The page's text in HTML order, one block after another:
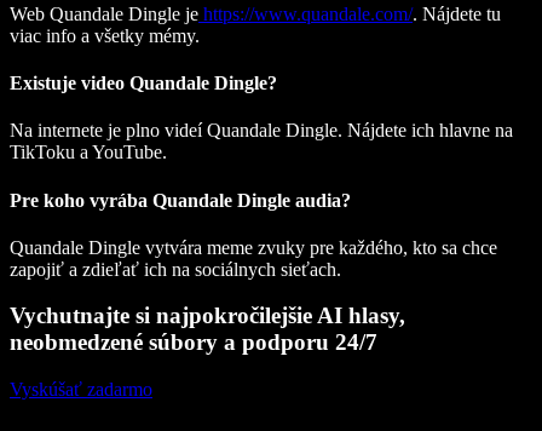
Web Quandale Dingle je https://www.quandale.com/. Nájdete tu
viac info a všetky mémy.
Existuje video Quandale Dingle?
Na internete je plno videí Quandale Dingle. Nájdete ich hlavne na
TikToku a YouTube.
Pre koho vyrába Quandale Dingle audia?
Quandale Dingle vytvára meme zvuky pre každého, kto sa chce
zapojiť a zdieľať ich na sociálnych sieťach.
Vychutnajte si najpokročilejšie AI hlasy,
neobmedzené súbory a podporu 24/7
Vyskúšať zadarmo